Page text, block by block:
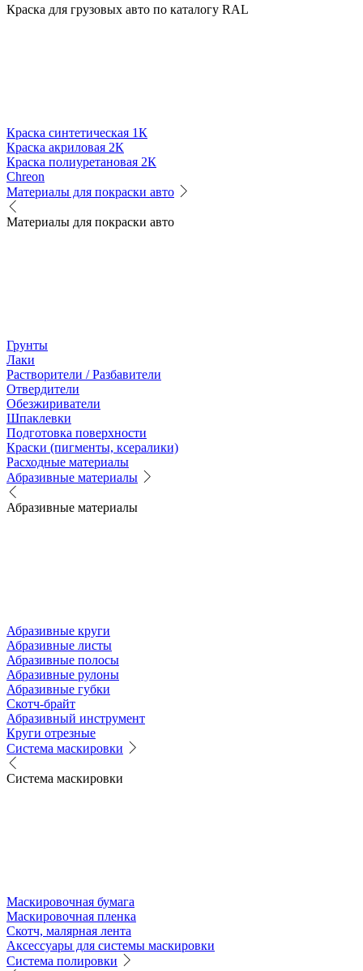
Краска для грузовых авто по каталогу RAL
Краска синтетическая 1К
Краска акриловая 2К
Краска полиуретановая 2К
Chreon
Материалы для покраски авто
Материалы для покраски авто
Грунты
Лаки
Растворители / Разбавители
Отвердители
Обезжириватели
Шпаклевки
Подготовка поверхности
Краски (пигменты, ксералики)
Расходные материалы
Абразивные материалы
Абразивные материалы
Абразивные круги
Абразивные листы
Абразивные полосы
Абразивные рулоны
Абразивные губки
Скотч-брайт
Абразивный инструмент
Круги отрезные
Система маскировки
Система маскировки
Маскировочная бумага
Маскировочная пленка
Скотч, малярная лента
Аксессуары для системы маскировки
Система полировки